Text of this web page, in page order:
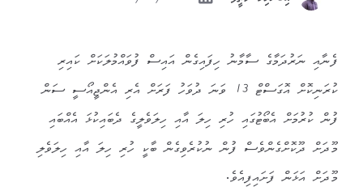
ފެނާއި ނަރުދަމާގެ ސާމާނު ހިފައިގެން އައިސް ފުވައްމުލަކަށް ކައިރި
ކުރަނިކޮށް އޮގަސްޓް 13 ވަނަ ދުވަހު ފަރަށް އެރި އެންޖީއޯސީ ސަން
ފުން ކުރުމަށް އެބޯޓުގައި ހުރި ހިލަ އާއި ހިލަވެލީގެ ދެބައިކުޅަ އެއްބައި
މޫދަށް ދޫކޮށްގެންވެސް ފުން ނުކުރެވިގެން ބާކީ ހުރި ހިލަ އާއި ހިލަވެލި
މޫދަށް އަޅަން ފަށައިފިއެވެ.